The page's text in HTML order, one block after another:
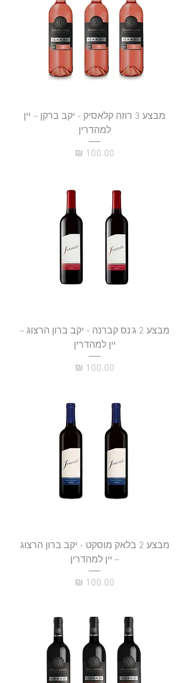
מבצע 3 רוזה קלאסיק - יקב ברקן – יין
למהדרין
מחיר
מבצע 2 ג'נס קברנה - יקב ברון הרצוג –
יין למהדרין
מחיר
מבצע 2 בלאק מוסקט - יקב ברון הרצוג
– יין למהדרין
מחיר